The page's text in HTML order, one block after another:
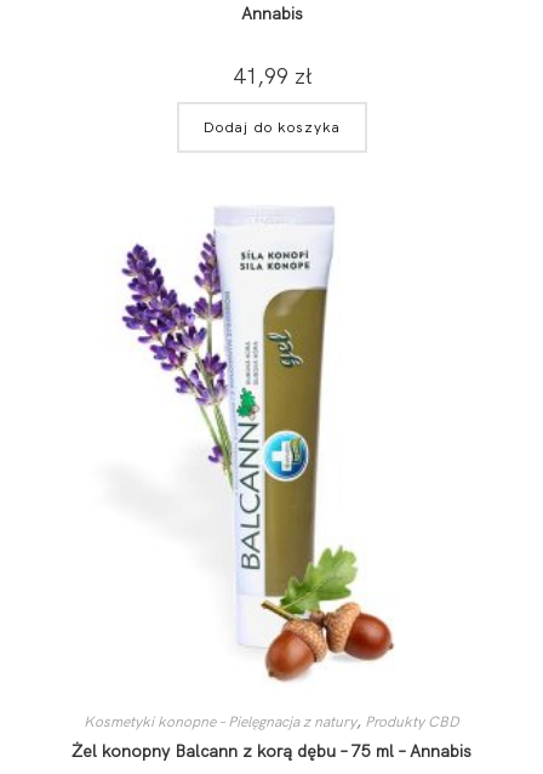
Annabis
41,99 zł
Dodaj do koszyka
Kosmetyki konopne – Pielęgnacja z natury, Produkty CBD
Żel konopny Balcann z korą dębu – 75 ml – Annabis